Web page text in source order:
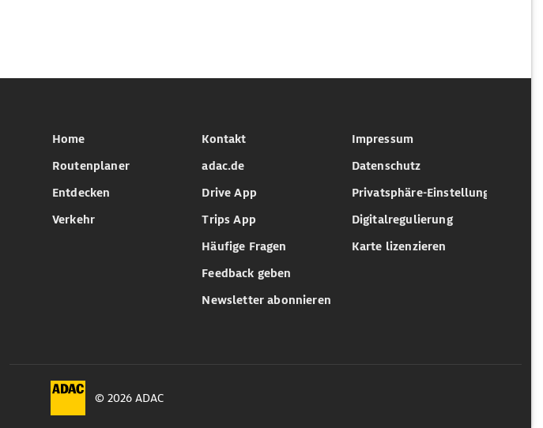
Home
Routenplaner
Entdecken
Verkehr
Kontakt
adac.de
Drive App
Trips App
Häufige Fragen
Feedback geben
Newsletter abonnieren
Impressum
Datenschutz
Privatsphäre-Einstellungen
Digitalregulierung
Karte lizenzieren
© 2026 ADAC